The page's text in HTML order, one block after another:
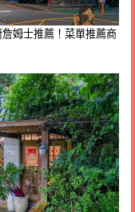
詹姆士推薦！菜單推薦商